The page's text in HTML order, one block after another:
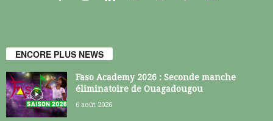
ENCORE PLUS NEWS
Faso Academy 2026 : Seconde manche
éliminatoire de Ouagadougou
6 août 2026